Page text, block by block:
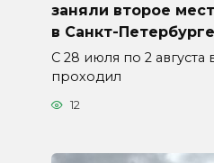
заняли второе
в Санкт-Петербурге
С 28 июля по 2 августа
проходил
12